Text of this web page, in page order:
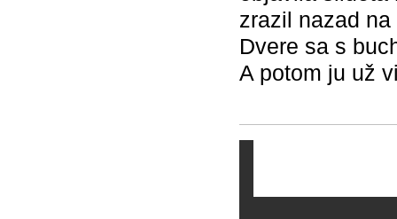
zrazil nazad
Dvere sa s
A potom ju už